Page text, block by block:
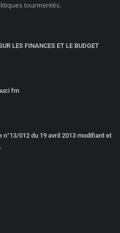
tourmentés.
LES FINANCES ET LE BUDGET
fm
n°13/012 du 19 avril 2013 modifiant et